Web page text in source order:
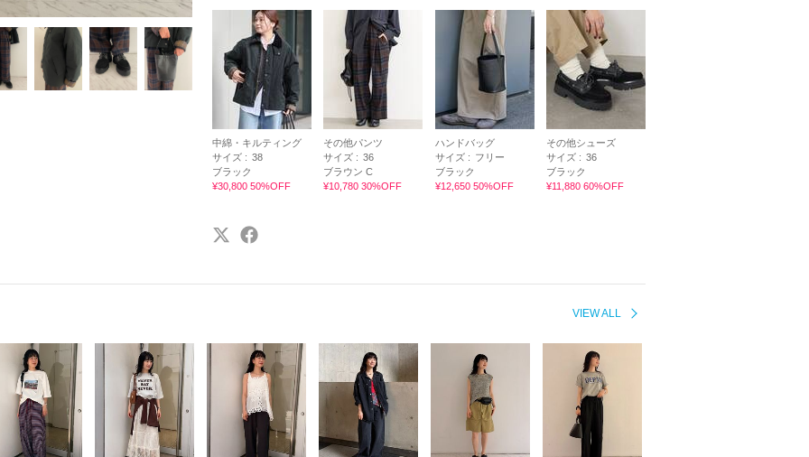
中綿・キルティング
サイズ : 38
ブラック
¥30,800 50%OFF
その他パンツ
サイズ : 36
ブラウン C
¥10,780 30%OFF
ハンドバッグ
サイズ : フリー
ブラック
¥12,650 50%OFF
その他シューズ
サイズ : 36
ブラック
¥11,880 60%OFF
VIEW ALL